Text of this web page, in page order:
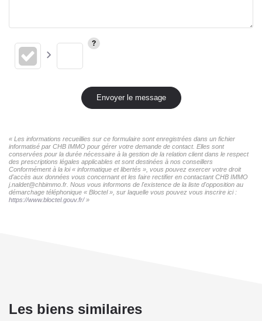
Envoyer le message
« Les informations recueillies sur ce formulaire sont enregistrées dans un fichier
informatisé par CHB IMMO pour gérer votre demande de contact. Elles sont
conservées pour la durée nécessaire à la gestion de la relation client dans le respect
des prescriptions légales applicables et sont destinées à nos conseillers
Conformément à la loi « informatique et libertés », vous pouvez exercer votre droit
d'accès aux données vous concernant et les faire rectifier en contactant CHB IMMO
j.naldet@chbimmo.fr. Nous vous informons de l'existence de la liste d'opposition au
démarchage téléphonique « Bloctel », sur laquelle vous pouvez vous inscrire ici :
https://www.bloctel.gouv.fr/»
Les biens similaires